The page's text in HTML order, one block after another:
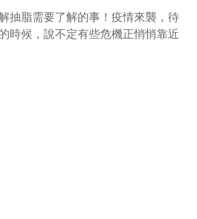
抽脂需要了解的事！疫情來襲，待
時候，說不定有些危機正悄悄靠近